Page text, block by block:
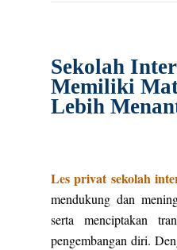
Sekolah
Memiliki
Lebih
Les privat sekolah
mendukung dan
serta menciptakan
pengembangan diri.